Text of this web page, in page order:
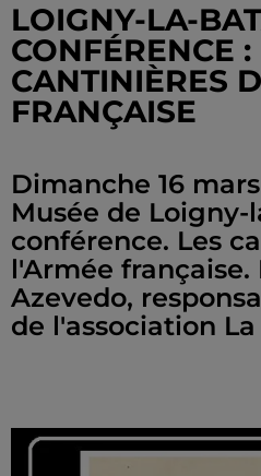
LOIGNY-LA-
CONFÉRENCE :
CANTINIÈRES
FRANÇAISE
Dimanche 16
Musée de Loigny-
conférence. Les
l'Armée française.
Azevedo,
de l'association